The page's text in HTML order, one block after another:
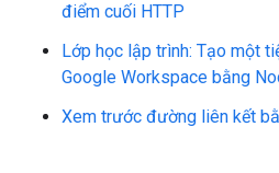
điểm cuối HTTP
Lớp học lập trình: Tạo một
Google Workspace bằng
Xem trước đường liên kết